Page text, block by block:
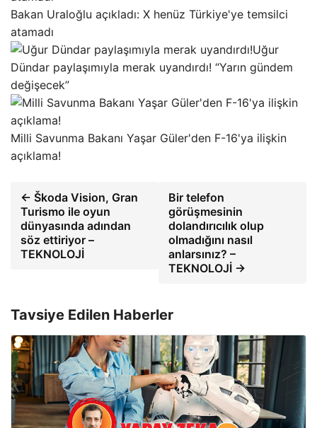
Bakan Uraloğlu açıkladı: X henüz Türkiye'ye temsilci
atamadı
Uğur
Dündar paylaşımıyla merak uyandırdı! “Yarın gündem
değişecek”
Milli Savunma Bakanı Yaşar Güler'den F-16'ya ilişkin
açıklama!
← Škoda Vision, Gran
Turismo ile oyun
dünyasında adından
söz ettiriyor –
TEKNOLOJİ
Bir telefon
görüşmesinin
dolandırıcılık olup
olmadığını nasıl
anlarsınız? –
TEKNOLOJİ →
Tavsiye Edilen Haberler